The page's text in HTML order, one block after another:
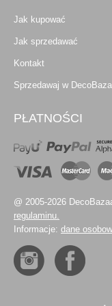
Jak kupować
Jak sprzedawać
Kontakt
Sprzedawaj w
PŁATNOŚCI
@ 2005-2026
regulaminu.
Informacje: dane